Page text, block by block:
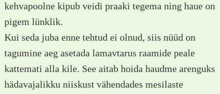
kehvapoolne kipub veidi praaki tegema ning haue on
pigem lünklik.
Kui seda juba enne tehtud ei olnud, siis nüüd on
tagumine aeg asetada lamavtarus raamide peale
kattemati alla kile. See aitab hoida haudme arenguks
hädavajalikku niiskust vähendades mesilaste